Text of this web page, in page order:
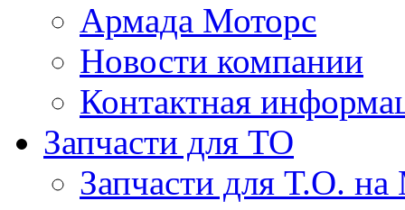
Армада Моторс
Новости компании
Контактная
Запчасти для ТО
Запчасти для Т.О. на